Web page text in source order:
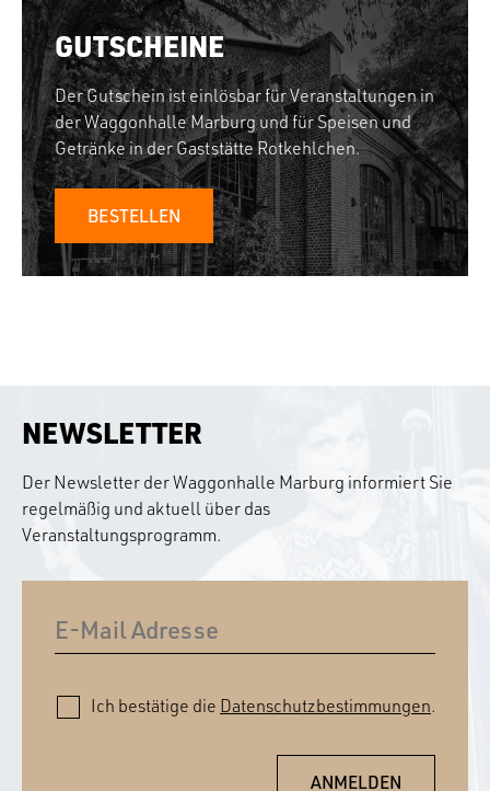
GUTSCHEINE
Der Gutschein ist einlösbar für Veranstaltungen in
der Waggonhalle Marburg und für Speisen und
Getränke in der Gaststätte Rotkehlchen.
BESTELLEN
NEWSLETTER
Der Newsletter der Waggonhalle Marburg informiert Sie
regelmäßig und aktuell über das
Veranstaltungsprogramm.
Ich bestätige die Datenschutzbestimmungen.